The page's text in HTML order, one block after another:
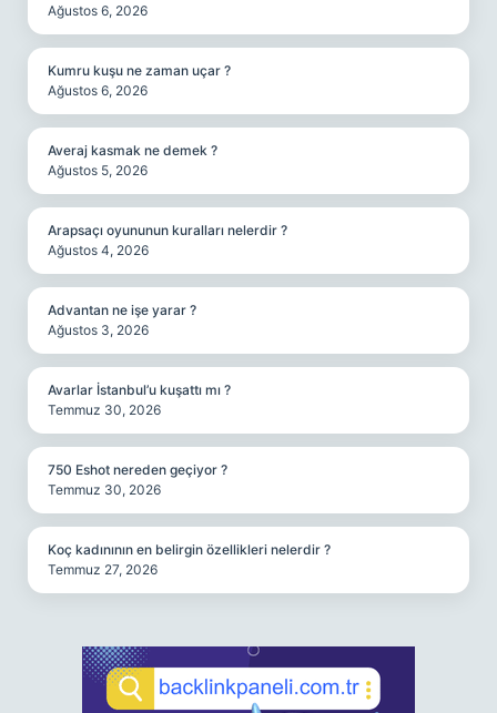
Ağustos 6, 2026
Kumru kuşu ne zaman uçar ?
Ağustos 6, 2026
Averaj kasmak ne demek ?
Ağustos 5, 2026
Arapsaçı oyununun kuralları nelerdir ?
Ağustos 4, 2026
Advantan ne işe yarar ?
Ağustos 3, 2026
Avarlar İstanbul’u kuşattı mı ?
Temmuz 30, 2026
750 Eshot nereden geçiyor ?
Temmuz 30, 2026
Koç kadınının en belirgin özellikleri nelerdir ?
Temmuz 27, 2026